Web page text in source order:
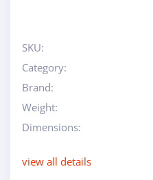
SKU:
Category:
Brand:
Weight:
Dimensions:
view all details